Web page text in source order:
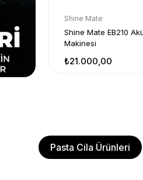
Shine Mate
Shine Mate EB210
Makinesi
₺21.000,00
Pasta Cila Ürünleri